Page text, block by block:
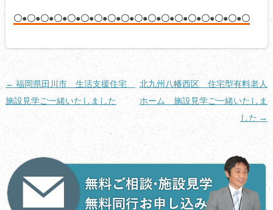
〇●〇●〇●〇●〇●〇●〇●〇●〇●〇●〇●〇●〇●〇●〇●〇●〇●〇
投
稿
シ
ョ
← 福岡県田川市 生活支援住宅
施設見学ご一緒いたしました
北九州八幡西区 住宅型有料老人
ホーム 施設見学ご一緒いたしま
した →